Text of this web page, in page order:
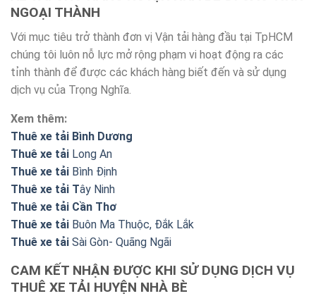
NGOẠI THÀNH
Với mục tiêu trở thành đơn vị Vận tải hàng đầu tại TpHCM
chúng tôi luôn nỗ lực mở rộng phạm vi hoạt động ra các
tỉnh thành để được các khách hàng biết đến và sử dụng
dịch vụ của Trọng Nghĩa.
Xem thêm:
Thuê xe tải Bình Dương
Thuê xe tải Long An
Thuê xe tải Bình Định
Thuê xe tải Tây Ninh
Thuê xe tải Cần Thơ
Thuê xe tải Buôn Ma Thuộc, Đắk Lắk
Thuê xe tải Sài Gòn- Quãng Ngãi
CAM KẾT NHẬN ĐƯỢC KHI SỬ DỤNG DỊCH VỤ
THUÊ XE TẢI HUYỆN NHÀ BÈ